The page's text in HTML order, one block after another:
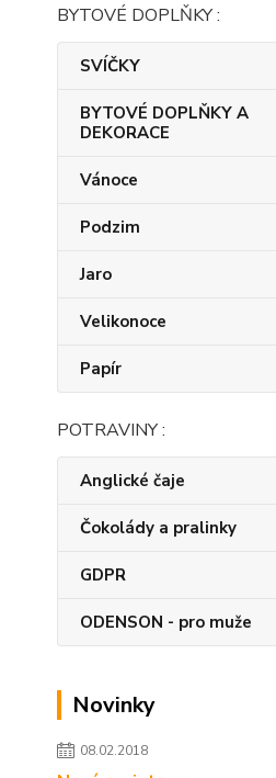
BYTOVÉ DOPLŇKY :
SVÍČKY
BYTOVÉ DOPLŇKY A
DEKORACE
Vánoce
Podzim
Jaro
Velikonoce
Papír
POTRAVINY :
Anglické čaje
Čokolády a pralinky
GDPR
ODENSON - pro muže
Novinky
08.02.2018